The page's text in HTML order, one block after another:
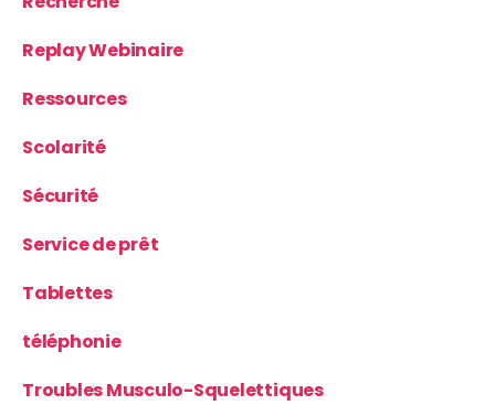
Replay Webinaire
Ressources
Scolarité
Sécurité
Service de prêt
Tablettes
téléphonie
Troubles Musculo-Squelettiques